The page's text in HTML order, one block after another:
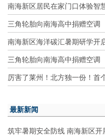
南海新区居民在家门口体验智
三角轮胎向南海高中捐赠空调
南海新区海洋碳汇暑期研学开
三角轮胎向南海高中捐赠空调
厉害了莱州！北方独一份！首
最新新闻
筑牢暑期安全防线 南海新区